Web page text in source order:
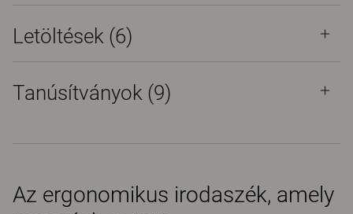
Letöltések (6)
Tanúsítványok (9)
Az ergonomikus irodaszék, amely